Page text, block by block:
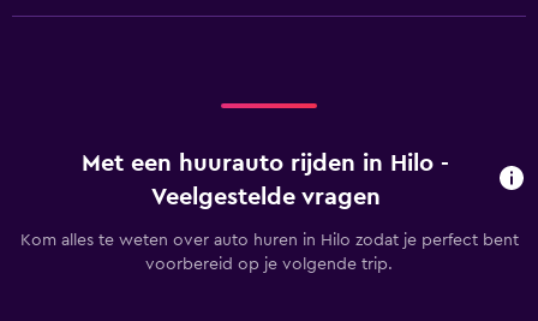
Met een huurauto rijden in Hilo -
Veelgestelde vragen
Kom alles te weten over auto huren in Hilo zodat je perfect bent
voorbereid op je volgende trip.